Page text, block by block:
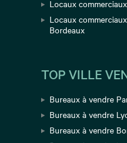
Locaux
Locaux
Bordeaux
TOP VILLE
Bureaux à vendre
Bureaux à vendre
Bureaux à vendre